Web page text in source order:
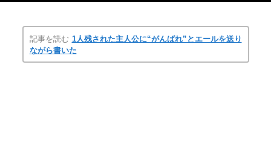
記事を読む 1人残された主人公に“がんばれ”とエールを送り
ながら書いた